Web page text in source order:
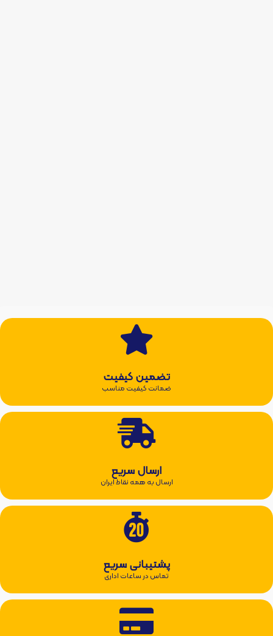
تضمین کیفیت
ضمانت کیفیت مناسب
ارسال سریع
ارسال به همه نقاط ایران
پشتیبانی سریع
تماس در ساعات اداری